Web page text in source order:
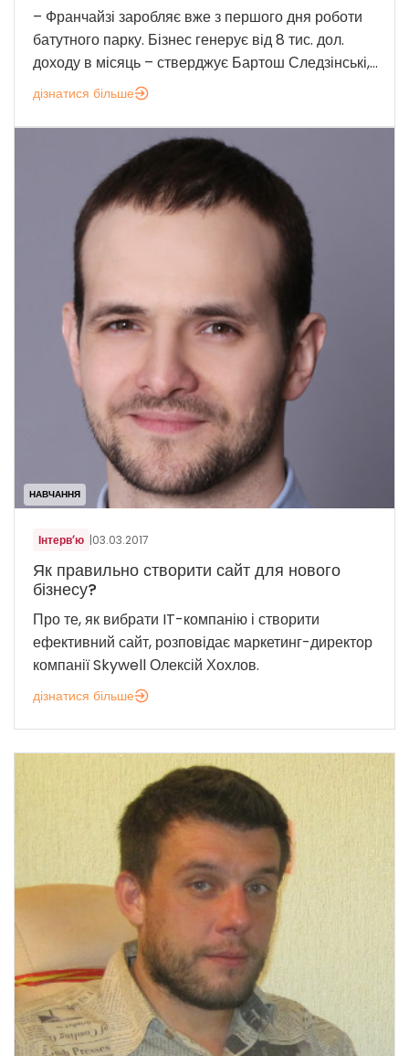
– Франчайзі заробляє вже з першого дня роботи
батутного парку. Бізнес генерує від 8 тис. дол.
доходу в місяць – стверджує Бартош Следзінські,...
дізнатися більше
НАВЧАННЯ
Інтерв’ю |03.03.2017
Як правильно створити сайт для нового
бізнесу?
Про те, як вибрати IT-компанію і створити
ефективний сайт, розповідає маркетинг-директор
компанії Skywell Олексій Хохлов.
дізнатися більше